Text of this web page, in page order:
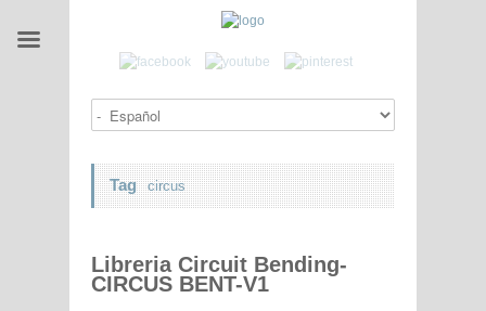
Tag circus
Libreria Circuit Bending-
CIRCUS BENT-V1